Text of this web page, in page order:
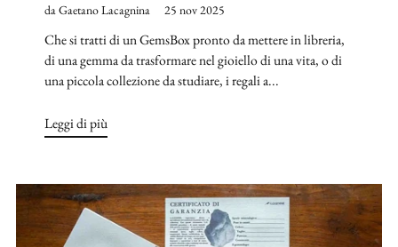
da Gaetano Lacagnina 25 nov 2025
Che si tratti di un GemsBox pronto da mettere in libreria,
di una gemma da trasformare nel gioiello di una vita, o di
una piccola collezione da studiare, i regali a...
Leggi di più